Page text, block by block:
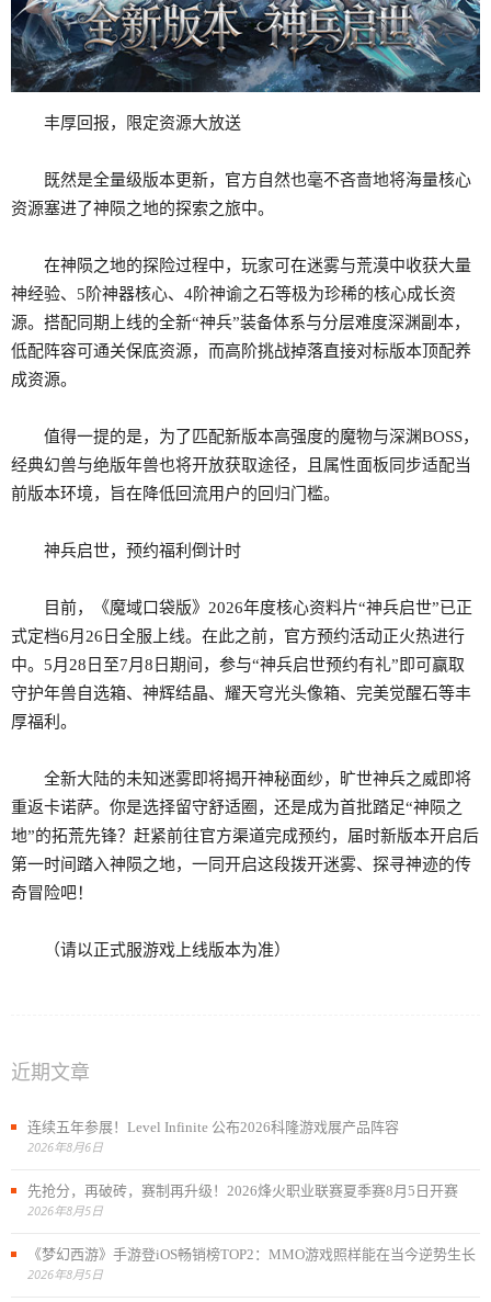
丰厚回报，限定资源大放送
既然是全量级版本更新，官方自然也毫不吝啬地将海量核心
资源塞进了神陨之地的探索之旅中。
在神陨之地的探险过程中，玩家可在迷雾与荒漠中收获大量
神经验、5阶神器核心、4阶神谕之石等极为珍稀的核心成长资
源。搭配同期上线的全新“神兵”装备体系与分层难度深渊副本，
低配阵容可通关保底资源，而高阶挑战掉落直接对标版本顶配养
成资源。
值得一提的是，为了匹配新版本高强度的魔物与深渊BOSS，
经典幻兽与绝版年兽也将开放获取途径，且属性面板同步适配当
前版本环境，旨在降低回流用户的回归门槛。
神兵启世，预约福利倒计时
目前，《魔域口袋版》2026年度核心资料片“神兵启世”已正
式定档6月26日全服上线。在此之前，官方预约活动正火热进行
中。5月28日至7月8日期间，参与“神兵启世预约有礼”即可赢取
守护年兽自选箱、神辉结晶、耀天穹光头像箱、完美觉醒石等丰
厚福利。
全新大陆的未知迷雾即将揭开神秘面纱，旷世神兵之威即将
重返卡诺萨。你是选择留守舒适圈，还是成为首批踏足“神陨之
地”的拓荒先锋？赶紧前往官方渠道完成预约，届时新版本开启后
第一时间踏入神陨之地，一同开启这段拨开迷雾、探寻神迹的传
奇冒险吧！
（请以正式服游戏上线版本为准）
近期文章
连续五年参展！Level Infinite 公布2026科隆游戏展产品阵容
2026年8月6日
先抢分，再破砖，赛制再升级！2026烽火职业联赛夏季赛8月5日开赛
2026年8月5日
《梦幻西游》手游登iOS畅销榜TOP2：MMO游戏照样能在当今逆势生长
2026年8月5日